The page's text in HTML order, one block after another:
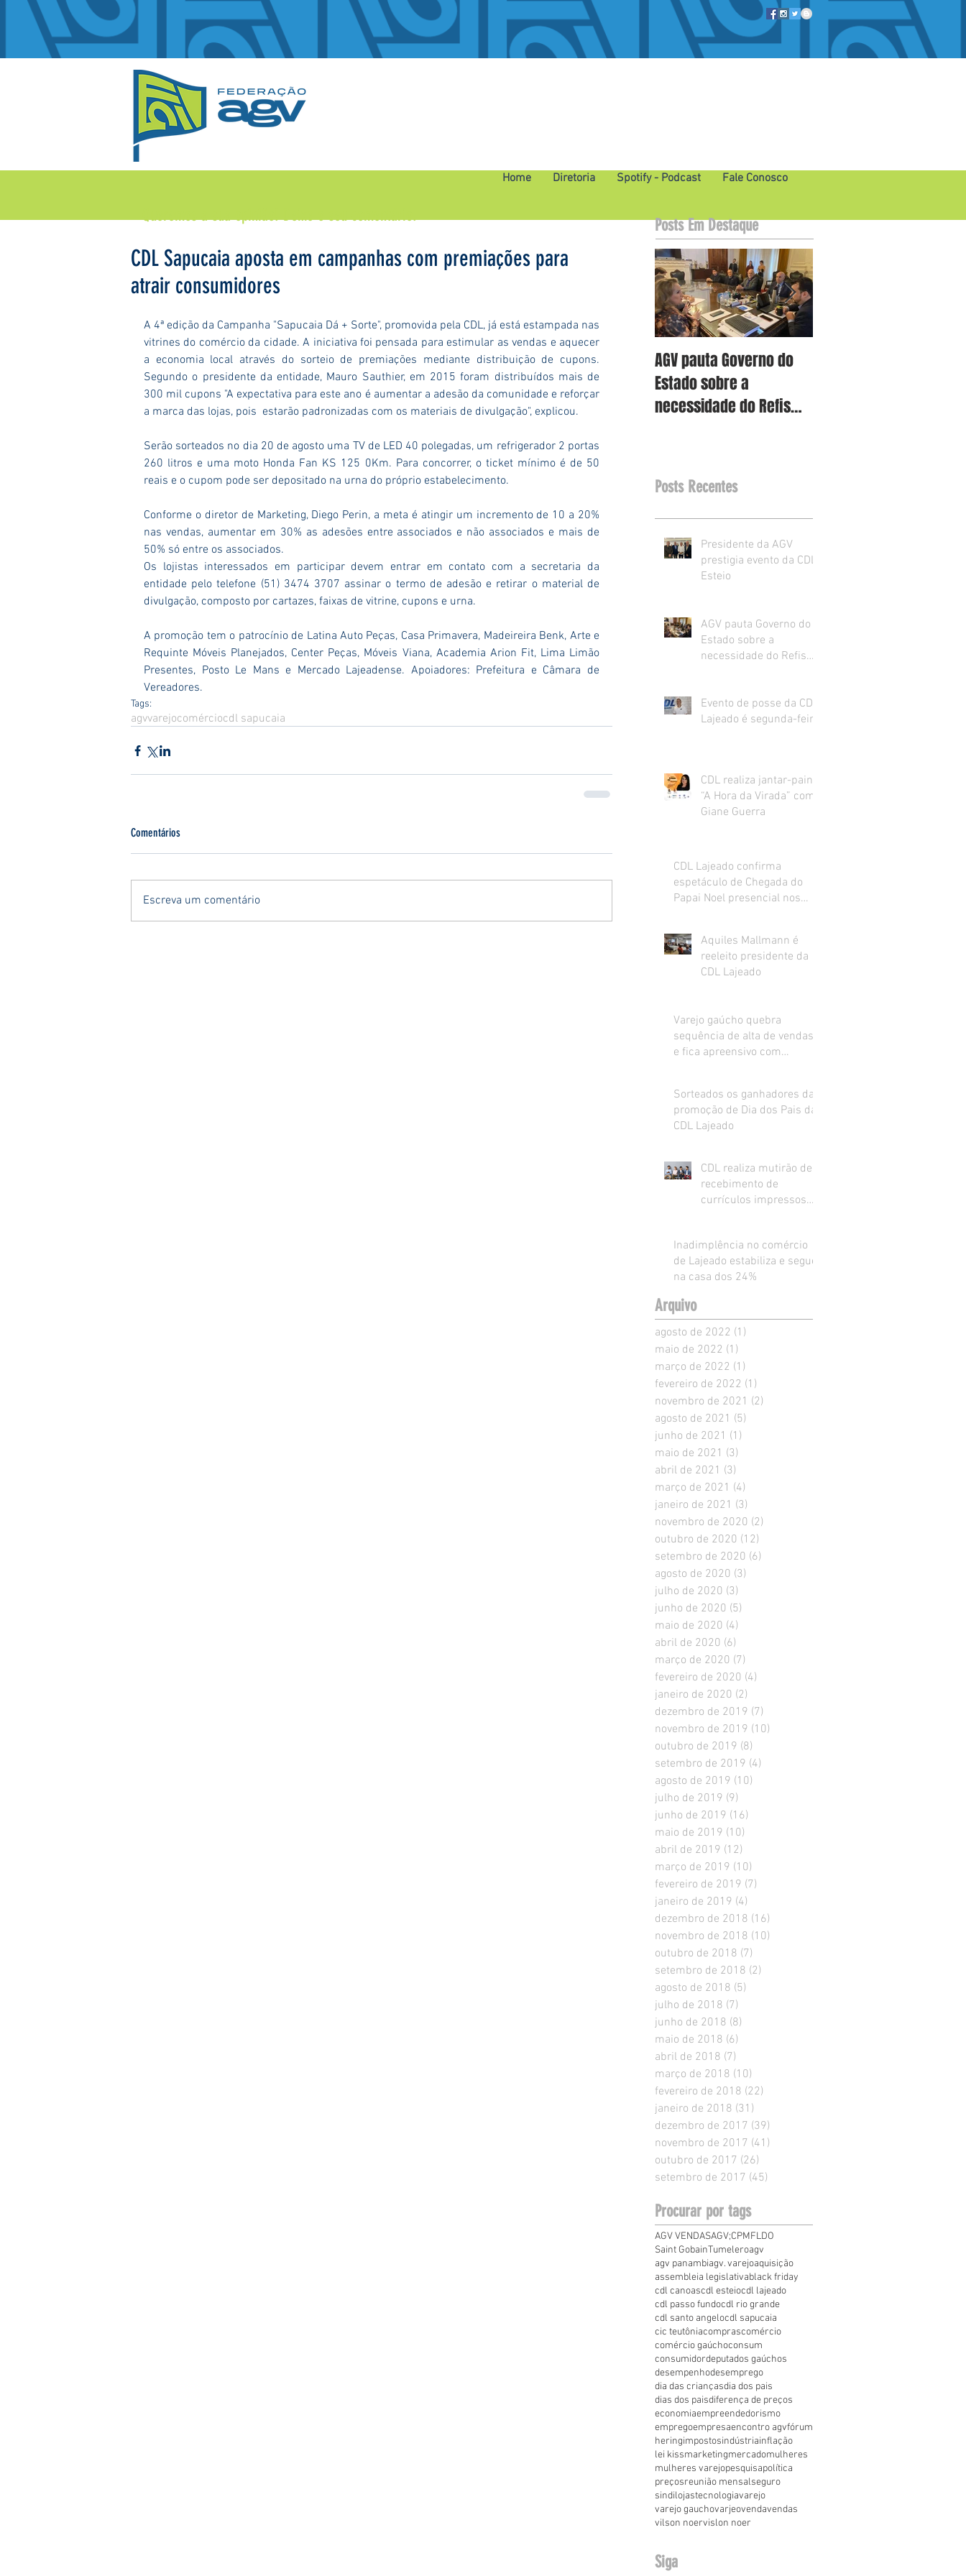
Home Diretoria Spotify - Podcast Fale Conosco
Queremos a sua opinião!Deixe o seu comentário.
CDL Sapucaia aposta em campanhas com premiações para
atrair consumidores
A 4ª edição da Campanha "Sapucaia Dá + Sorte", promovida pela CDL, já está estampada nas
vitrines do comércio da cidade. A iniciativa foi pensada para estimular as vendas e aquecer
a economia local através do sorteio de premiações mediante distribuição de cupons.
Segundo o presidente da entidade, Mauro Sauthier, em 2015 foram distribuídos mais de
300 mil cupons "A expectativa para este ano é aumentar a adesão da comunidade e reforçar
a marca das lojas, pois  estarão padronizadas com os materiais de divulgação", explicou.
Serão sorteados no dia 20 de agosto uma TV de LED 40 polegadas, um refrigerador 2 portas
260 litros e uma moto Honda Fan KS 125 0Km. Para concorrer, o ticket mínimo é de 50
reais e o cupom pode ser depositado na urna do próprio estabelecimento.
Conforme o diretor de Marketing, Diego Perin, a meta é atingir um incremento de 10 a 20%
nas vendas, aumentar em 30% as adesões entre associados e não associados e mais de
50% só entre os associados.
Os lojistas interessados em participar devem entrar em contato com a secretaria da
entidade pelo telefone (51) 3474 3707 assinar o termo de adesão e retirar o material de
divulgação, composto por cartazes, faixas de vitrine, cupons e urna.
A promoção tem o patrocínio de Latina Auto Peças, Casa Primavera, Madeireira Benk, Arte e
Requinte Móveis Planejados, Center Peças, Móveis Viana, Academia Arion Fit, Lima Limão
Presentes, Posto Le Mans e Mercado Lajeadense. Apoiadores: Prefeitura e Câmara de
Vereadores.
Tags:
agvvarejocomérciocdl sapucaia
Comentários
Escreva um comentário
Posts Em Destaque
AGV pauta Governo do
Estado sobre a
necessidade do Refis
Posts Recentes
Presidente da AGV
prestigia evento da CDL
Esteio
AGV pauta Governo do
Estado sobre a
necessidade do Refis
Evento de posse da CDL
Lajeado é segunda-feira
CDL realiza jantar-painel
“A Hora da Virada” com
Giane Guerra
CDL Lajeado confirma
espetáculo de Chegada do
Papai Noel presencial nos
Aquiles Mallmann é
reeleito presidente da
CDL Lajeado
Varejo gaúcho quebra
sequência de alta de vendas
e fica apreensivo com
Sorteados os ganhadores da
promoção de Dia dos Pais da
CDL Lajeado
CDL realiza mutirão de
recebimento de
currículos impressos
Inadimplência no comércio
de Lajeado estabiliza e segue
na casa dos 24%
Arquivo
agosto de 2022 (1)
maio de 2022 (1)
março de 2022 (1)
fevereiro de 2022 (1)
novembro de 2021 (2)
agosto de 2021 (5)
junho de 2021 (1)
maio de 2021 (3)
abril de 2021 (3)
março de 2021 (4)
janeiro de 2021 (3)
novembro de 2020 (2)
outubro de 2020 (12)
setembro de 2020 (6)
agosto de 2020 (3)
julho de 2020 (3)
junho de 2020 (5)
maio de 2020 (4)
abril de 2020 (6)
março de 2020 (7)
fevereiro de 2020 (4)
janeiro de 2020 (2)
dezembro de 2019 (7)
novembro de 2019 (10)
outubro de 2019 (8)
setembro de 2019 (4)
agosto de 2019 (10)
julho de 2019 (9)
junho de 2019 (16)
maio de 2019 (10)
abril de 2019 (12)
março de 2019 (10)
fevereiro de 2019 (7)
janeiro de 2019 (4)
dezembro de 2018 (16)
novembro de 2018 (10)
outubro de 2018 (7)
setembro de 2018 (2)
agosto de 2018 (5)
julho de 2018 (7)
junho de 2018 (8)
maio de 2018 (6)
abril de 2018 (7)
março de 2018 (10)
fevereiro de 2018 (22)
janeiro de 2018 (31)
dezembro de 2017 (39)
novembro de 2017 (41)
outubro de 2017 (26)
setembro de 2017 (45)
Procurar por tags
AGV VENDASAGV;CPMFLDO
Saint GobainTumeleroagv
agv panambiagv. varejoaquisição
assembleia legislativablack friday
cdl canoascdl esteiocdl lajeado
cdl passo fundocdl rio grande
cdl santo angelocdl sapucaia
cic teutôniacomprascomércio
comércio gaúchoconsum
consumidordeputados gaúchos
desempenhodesemprego
dia das criançasdia dos pais
dias dos paisdiferença de preços
economiaempreendedorismo
empregoempresaencontro agvfórum
heringimpostosindústriainflação
lei kissmarketingmercadomulheres
mulheres varejopesquisapolítica
preçosreunião mensalseguro
sindilojastecnologiavarejo
varejo gauchovarjeovendavendas
vilson noervislon noer
Siga